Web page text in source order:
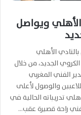
ويواصل
الأهلي
الجديد، من خلال
الفني المغربي
والوصول لأعلى
تدريباته الحالية في
راحة قصيرة عقب…